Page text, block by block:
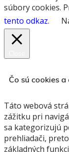
súbory cookies.
tento odkaz.
Čo sú cookies
Táto webová
zážitku pri
sa kategorizujú
prehliadači,
základných